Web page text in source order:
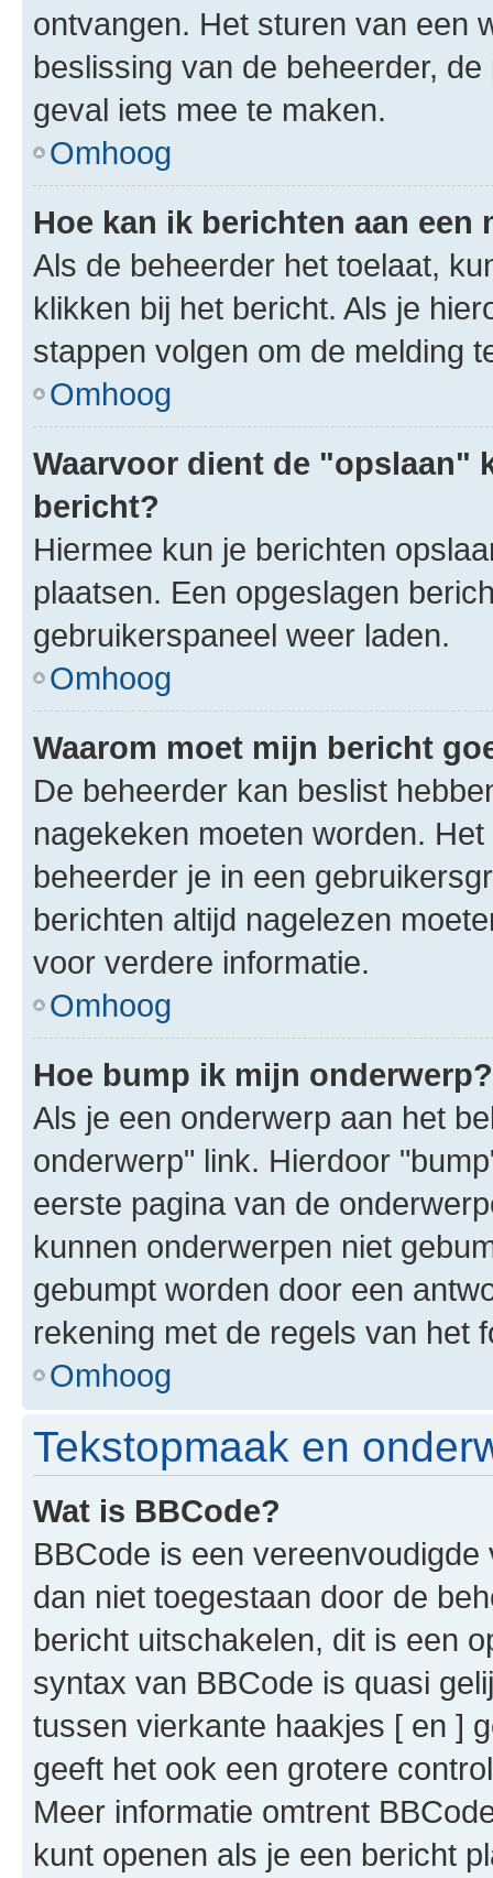
ontvangen. Het sturen van een
beslissing van de beheerder,
geval iets mee te maken.
Omhoog
Hoe kan ik berichten aan een
Als de beheerder het toelaat,
klikken bij het bericht. Als je
stappen volgen om de melding
Omhoog
Waarvoor dient de "opslaan"
bericht?
Hiermee kun je berichten
plaatsen. Een opgeslagen
gebruikerspaneel weer laden.
Omhoog
Waarom moet mijn bericht
De beheerder kan beslist
nagekeken moeten worden.
beheerder je in een
berichten altijd nagelezen
voor verdere informatie.
Omhoog
Hoe bump ik mijn onderwerp?
Als je een onderwerp aan het
onderwerp" link. Hierdoor
eerste pagina van de
kunnen onderwerpen niet
gebumpt worden door een
rekening met de regels van het
Omhoog
Tekstopmaak en
Wat is BBCode?
BBCode is een
dan niet toegestaan door de
bericht uitschakelen, dit is een
syntax van BBCode is quasi
tussen vierkante haakjes [ en ]
geeft het ook een grotere
Meer informatie omtrent
kunt openen als je een bericht